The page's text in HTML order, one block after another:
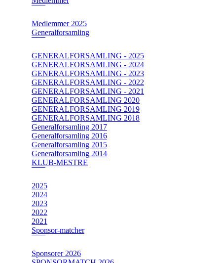
Medlemmer 2025
Generalforsamling
GENERALFORSAMLING - 2025
GENERALFORSAMLING - 2024
GENERALFORSAMLING - 2023
GENERALFORSAMLING - 2022
GENERALFORSAMLING - 2021
GENERALFORSAMLING 2020
GENERALFORSAMLING 2019
GENERALFORSAMLING 2018
Generalforsamling 2017
Generalforsamling 2016
Generalforsamling 2015
Generalforsamling 2014
KLUB-MESTRE
2025
2024
2023
2022
2021
Sponsor-matcher
Sponsorer 2026